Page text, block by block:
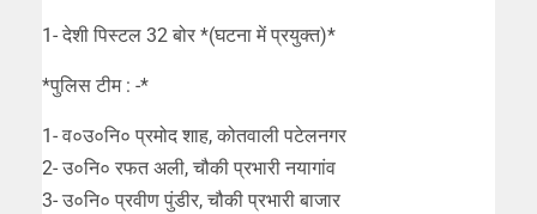
1- देशी पिस्टल 32 बोर *(घटना में प्रयुक्त)*
*पुलिस टीम : -*
1- व०उ०नि० प्रमोद शाह, कोतवाली पटेलनगर
2- उ०नि० रफत अली, चौकी प्रभारी नयागांव
3- उ०नि० प्रवीण पुंडीर, चौकी प्रभारी बाजार